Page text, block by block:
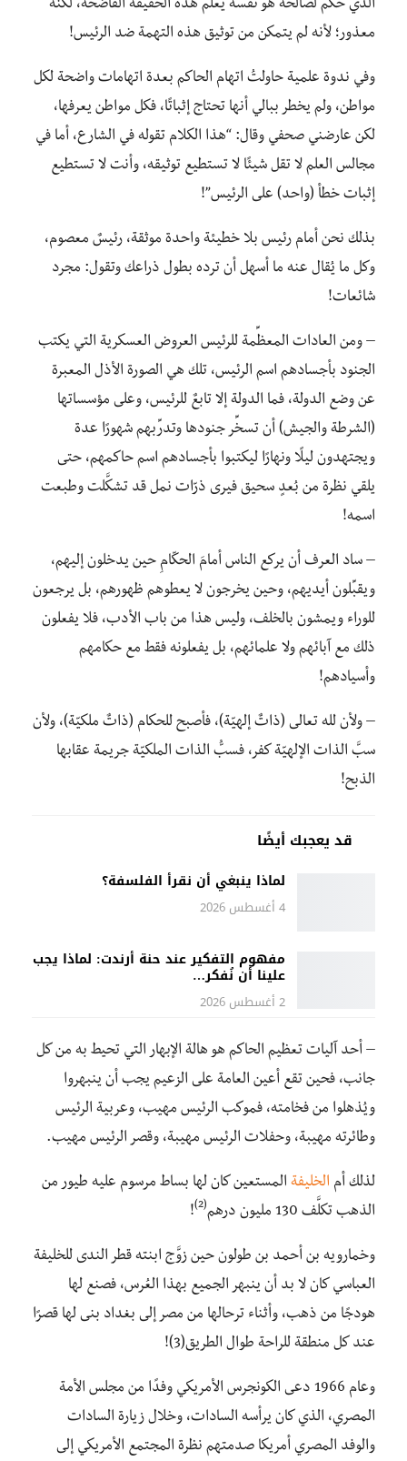
الذي حكم لصالحه هو نفسه يعلم هذه الحقيقة الفاضحة، لكنه
معذور؛ لأنه لم يتمكن من توثيق هذه التهمة ضد الرئيس!
وفي ندوة علمية حاولتُ اتهام الحاكم بعدة اتهامات واضحة لكل
مواطن، ولم يخطر ببالي أنها تحتاج إثباتًا، فكل مواطن يعرفها،
لكن عارضني صحفي وقال: “هذا الكلام تقوله في الشارع، أما في
مجالس العلم لا تقل شيئًا لا تستطيع توثيقه، وأنت لا تستطيع
إثبات خطأ (واحد) على الرئيس”!
بذلك نحن أمام رئيس بلا خطيئة واحدة موثقة، رئيسٌ معصوم،
وكل ما يُقال عنه ما أسهل أن ترده بطول ذراعك وتقول: مجرد
شائعات!
– ومن العادات المعظِّمة للرئيس العروض العسكرية التي يكتب
الجنود بأجسادهم اسم الرئيس، تلك هي الصورة الأذل المعبرة
عن وضع الدولة، فما الدولة إلا تابعٌ للرئيس، وعلى مؤسساتها
(الشرطة والجيش) أن تسخِّر جنودها وتدرِّبهم شهورًا عدة
ويجتهدون ليلًا ونهارًا ليكتبوا بأجسادهم اسم حاكمهم، حتى
يلقي نظرة من بُعدٍ سحيق فيرى ذرّات نمل قد تشكَّلت وطبعت
اسمه!
– ساد العرف أن يركع الناس أمامَ الحكّامِ حين يدخلون إليهم،
ويقبِّلون أيديهم، وحين يخرجون لا يعطوهم ظهورهم، بل يرجعون
للوراء ويمشون بالخلف، وليس هذا من باب الأدب، فلا يفعلون
ذلك مع آبائهم ولا علمائهم، بل يفعلونه فقط مع حكامهم
وأسيادهم!
– ولأن لله تعالى (ذاتٌ إلهيّة)، فأصبح للحكام (ذاتٌ ملكيّة)، ولأن
سبَّ الذات الإلهيّة كفر، فسبُّ الذات الملكيّة جريمة عقابها
الذبح!
قد يعجبك أيضًا
لماذا ينبغي أن نقرأ الفلسفة؟
4 أغسطس 2026
مفهوم التفكير عند حنة أرندت: لماذا يجب
علينا أن نُفكر…
2 أغسطس 2026
– أحد آليات تعظيم الحاكم هو هالة الإبهار التي تحيط به من كل
جانب، فحين تقع أعين العامة على الزعيم يجب أن ينبهروا
ويُذهلوا من فخامته، فموكب الرئيس مهيب، وعربية الرئيس
وطائرته مهيبة، وحفلات الرئيس مهيبة، وقصر الرئيس مهيب.
لذلك أم الخليفة المستعين كان لها بساط مرسوم عليه طيور من
الذهب تكلَّف 130 مليون درهم
(2)
!
وخمارويه بن أحمد بن طولون حين زوَّج ابنته قطر الندى للخليفة
العباسي كان لا بد أن ينبهر الجميع بهذا العُرس، فصنع لها
هودجًا من ذهب، وأثناء ترحالها من مصر إلى بغداد بنى لها قصرًا
عند كل منطقة للراحة طوال الطريق(3)!
وعام 1966 دعى الكونجرس الأمريكي وفدًا من مجلس الأمة
المصري، الذي كان يرأسه السادات، وخلال زيارة السادات
والوفد المصري أمريكا صدمتهم نظرة المجتمع الأمريكي إلى